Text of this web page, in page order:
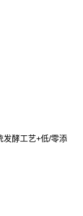
酵工艺+低/零添